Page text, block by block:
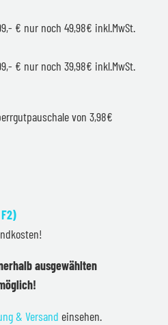
€ nur noch 49,98€ inkl.MwSt.
€ nur noch 39,98€ inkl.MwSt.
von 3,98€
ausgewählten
& Versand einsehen.